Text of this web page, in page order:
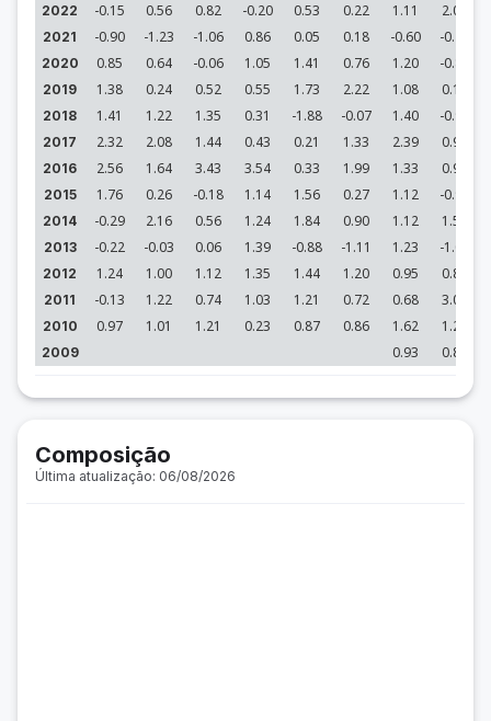
2022 -0.15 0.56 0.82 -0.20 0.53 0.22 1.11 2.02
2021 -0.90 -1.23 -1.06 0.86 0.05 0.18 -0.60 -0.74
2020 0.85 0.64 -0.06 1.05 1.41 0.76 1.20 -0.88
2019 1.38 0.24 0.52 0.55 1.73 2.22 1.08 0.16
2018 1.41 1.22 1.35 0.31 -1.88 -0.07 1.40 -0.98
2017 2.32 2.08 1.44 0.43 0.21 1.33 2.39 0.98
2016 2.56 1.64 3.43 3.54 0.33 1.99 1.33 0.97
2015 1.76 0.26 -0.18 1.14 1.56 0.27 1.12 -0.98
2014 -0.29 2.16 0.56 1.24 1.84 0.90 1.12 1.56
2013 -0.22 -0.03 0.06 1.39 -0.88 -1.11 1.23 -1.08
2012 1.24 1.00 1.12 1.35 1.44 1.20 0.95 0.81
2011 -0.13 1.22 0.74 1.03 1.21 0.72 0.68 3.02
2010 0.97 1.01 1.21 0.23 0.87 0.86 1.62 1.29
2009 0.93 0.82
Composição
Última atualização: 06/08/2026